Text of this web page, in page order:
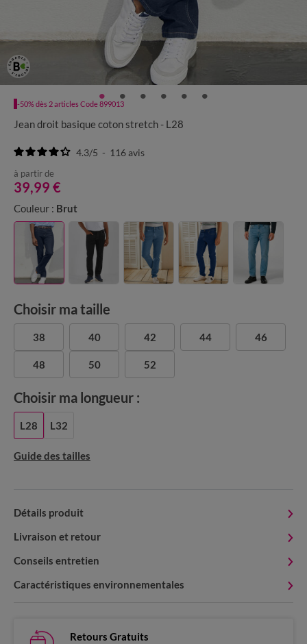
-50% dès 2 articles Code 899013
Jean droit basique coton stretch - L28
4.3/5 - 116avis
à partir de
39,99 €
Couleur : Brut
Choisir ma taille
38 40 42 44 46
48 50 52
Guide des tailles
Choisir ma longueur :
L28 L32
Détails produit
Livraison et retour
Conseils entretien
Caractéristiques environnementales
Retours Gratuits